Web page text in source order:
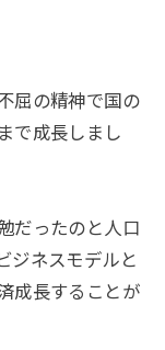
屈の精神で国の
で成長しまし
だったのと人口
ジネスモデルと
成長することが